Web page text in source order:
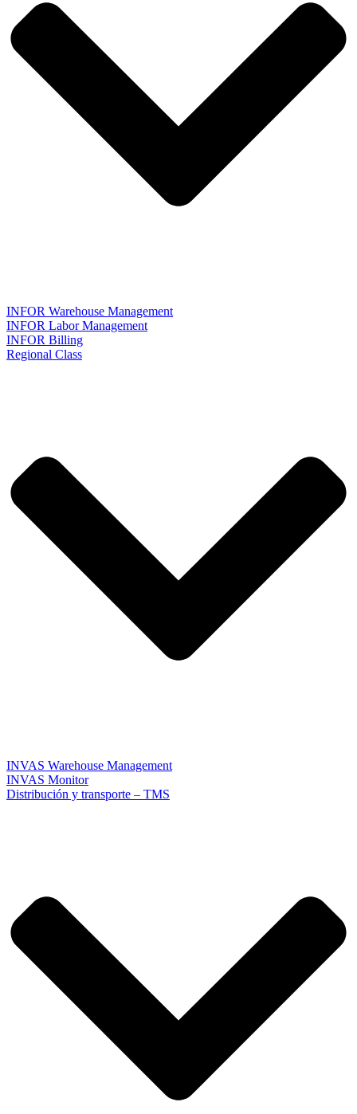
INFOR Warehouse Management
INFOR Labor Management
INFOR Billing
Regional Class
INVAS Warehouse Management
INVAS Monitor
Distribución y transporte – TMS